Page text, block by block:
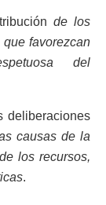
de los
favorezcan
del
deliberaciones
causas de la
los recursos,
.